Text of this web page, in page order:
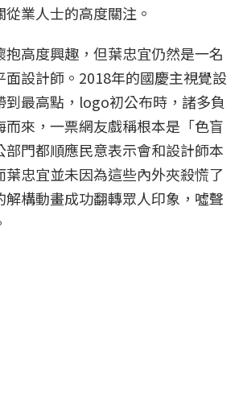
業人士的高度關注。
抱高度興趣，但葉忠宜仍然是一名
面設計師。2018年的國慶主視覺設
到最高點，logo初公布時，諸多負
而來，一票網友戲稱根本是「色盲
門都順應民意表示會和設計師本
葉忠宜並未因為這些內外夾殺慌了
解構動畫成功翻轉眾人印象，噓聲